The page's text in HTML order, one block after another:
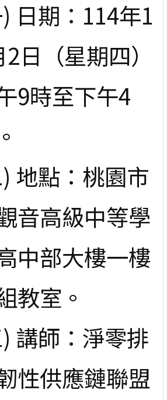
日期：114年1
日（星期四）
9時至下午4
地點：桃園市
音高級中等學
中部大樓一樓
教室。
講師：淨零排
性供應鏈聯盟